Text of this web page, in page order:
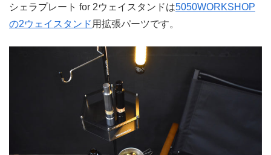
シェラプレート for 2ウェイスタンドは5050WORKSHOP
の2ウェイスタンド 用拡張パーツです。